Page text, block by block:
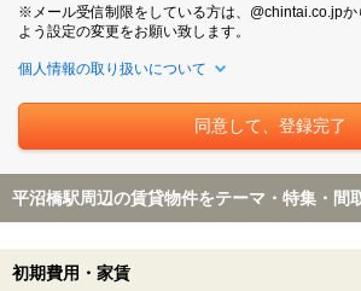
※メール受信制限をしている方は、@chintai.co.jpか
よう設定の変更をお願い致します。
個人情報の取り扱いについて
平沼橋駅周辺の賃貸物件をテーマ・特集・間
初期費用・家賃